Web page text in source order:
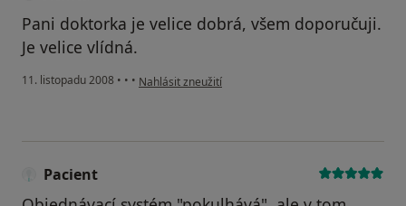
Pani doktorka je velice dobrá, všem doporučuji.
Je velice vlídná.
11. listopadu 2008 • • • podle názoru uživatele Achita
Nahlásit zneužití
Pacient